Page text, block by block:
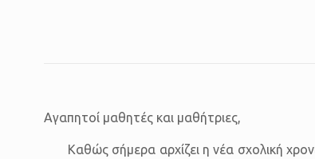
Αγαπητοί μαθητές και μαθήτριες,
Καθώς σήμερα αρχίζει η νέα σχολική